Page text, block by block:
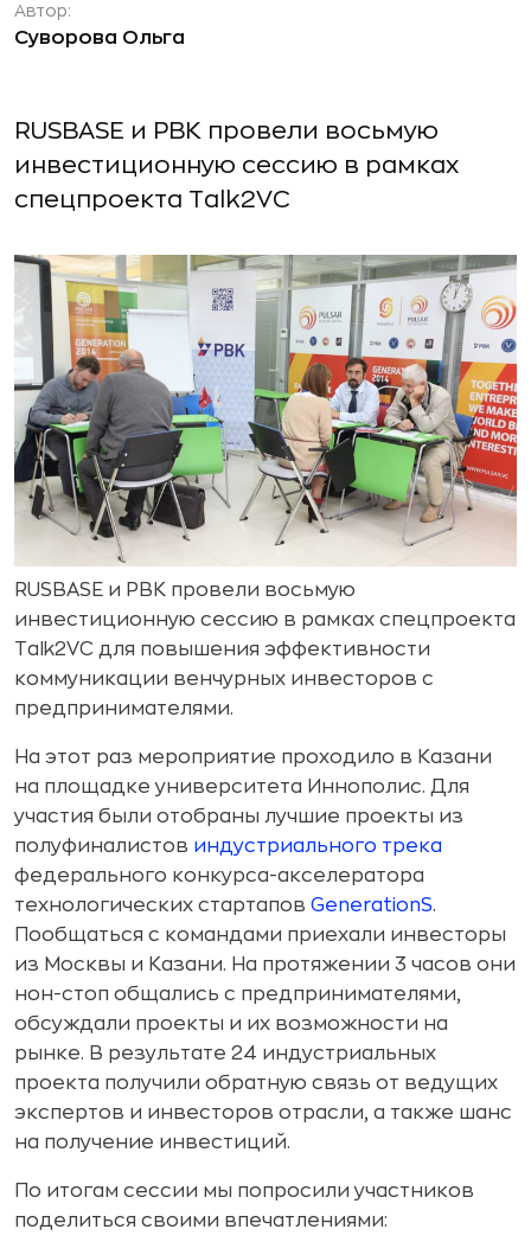
Автор:
Суворова Ольга
RUSBASE и РВК провели восьмую
инвестиционную сессию в рамках
спецпроекта Talk2VC
RUSBASE и РВК провели восьмую
инвестиционную сессию в рамках спецпроекта
Talk2VC для повышения эффективности
коммуникации венчурных инвесторов с
предпринимателями.
На этот раз мероприятие проходило в Казани
на площадке университета Иннополис. Для
участия были отобраны лучшие проекты из
полуфиналистов индустриального трека
федерального конкурса-акселератора
технологических стартапов GenerationS.
Пообщаться с командами приехали инвесторы
из Москвы и Казани. На протяжении 3 часов они
нон-стоп общались с предпринимателями,
обсуждали проекты и их возможности на
рынке. В результате 24 индустриальных
проекта получили обратную связь от ведущих
экспертов и инвесторов отрасли, а также шанс
на получение инвестиций.
По итогам сессии мы попросили участников
поделиться своими впечатлениями: